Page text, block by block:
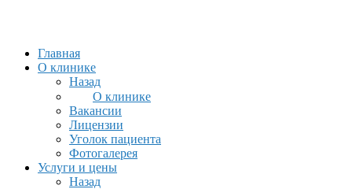
Главная
О клинике
Назад
О клинике
Вакансии
Лицензии
Уголок пациента
Фотогалерея
Услуги и цены
Назад